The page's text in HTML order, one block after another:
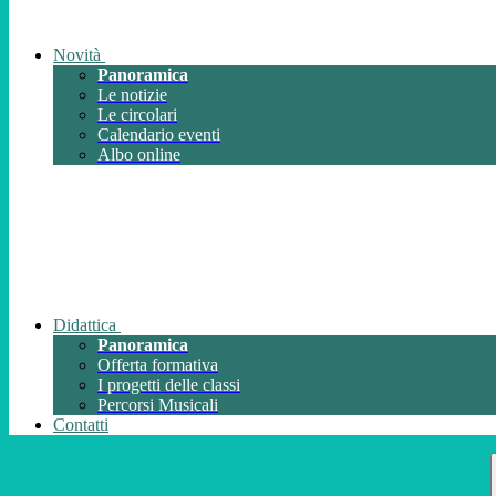
Novità
Panoramica
Le notizie
Le circolari
Calendario eventi
Albo online
Didattica
Panoramica
Offerta formativa
I progetti delle classi
Percorsi Musicali
Contatti